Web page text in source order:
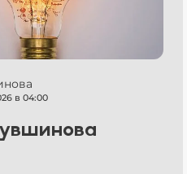
в 04:00